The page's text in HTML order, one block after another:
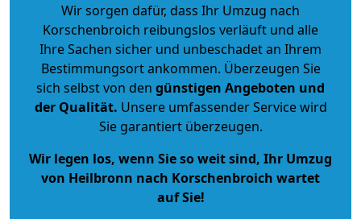
Wir sorgen dafür, dass Ihr Umzug nach
Korschenbroich reibungslos verläuft und alle
Ihre Sachen sicher und unbeschadet an Ihrem
Bestimmungsort ankommen. Überzeugen Sie
sich selbst von den günstigen Angeboten und
der Qualität. Unsere umfassender Service wird
Sie garantiert überzeugen.
Wir legen los, wenn Sie so weit sind, Ihr Umzug
von Heilbronn nach Korschenbroich wartet
auf Sie!